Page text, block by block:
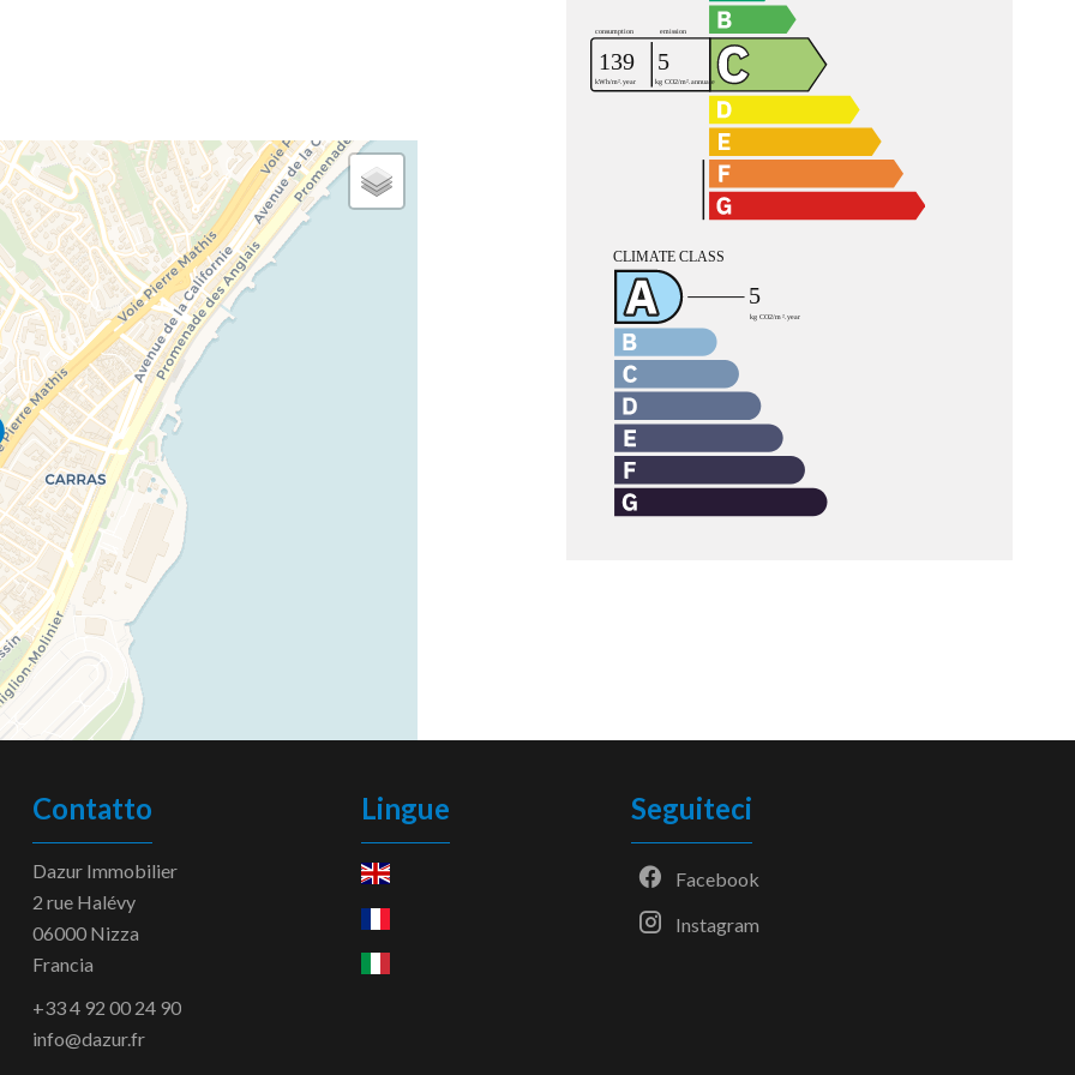
Contatto
Dazur Immobilier
2 rue Halévy
06000Nizza
Francia
+33 4 92 00 24 90
info@dazur.fr
Lingue Seguiteci
Facebook
Instagram